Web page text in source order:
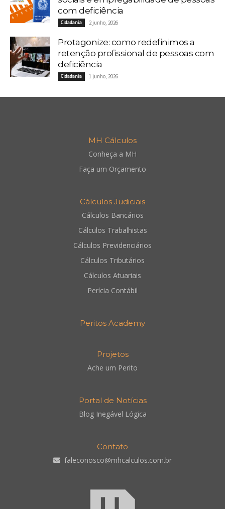
com deficiência
Cidadania 2 junho, 2026
Protagonize: como redefinimos a
retenção profissional de pessoas com
deficiência
Cidadania 1 junho, 2026
MH Cálculos
Conheça a MH
Faça um Orçamento
Cálculos Judiciais
Cálculos Bancários
Cálculos Trabalhistas
Cálculos Previdenciários
Cálculos Tributários
Cálculos Atuariais
Perícia Contábil
Peritos Academy
Projetos
Ache um Perito
Portal de Notícias
Blog Inegável Lógica
Contato
faleconosco@mhcalculos.com.br